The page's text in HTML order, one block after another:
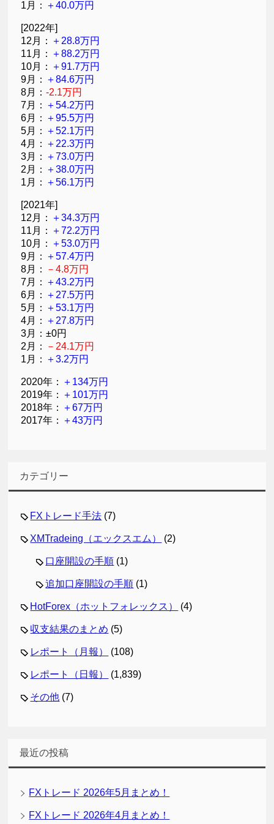
1月： ＋40.0万円
[2022年]
12月： ＋28.8万円
11月： ＋88.2万円
10月： ＋91.7万円
9月： ＋84.6万円
8月：-2.1万円
7月： ＋54.2万円
6月： ＋95.5万円
5月： ＋52.1万円
4月： ＋22.3万円
3月： ＋73.0万円
2月： ＋38.0万円
1月： ＋56.1万円
[2021年]
12月： ＋34.3万円
11月： ＋72.2万円
10月： ＋53.0万円
9月： ＋57.4万円
8月：
－4.8万円
7月： ＋43.2万円
6月： ＋27.5万円
5月： ＋53.1万円
4月： ＋27.8万円
3月：±0円
2月：
－24.1万円
1月： ＋3.2万円
2020年： ＋134万円
2019年： ＋101万円
2018年： ＋67万円
2017年： ＋43万円
カテゴリー
FXトレード手法 (7)
XMTradeing（エックスエム） (2)
口座開設の手順 (1)
追加口座開設の手順 (1)
HotForex（ホットフォレックス） (4)
収支結果のまとめ (5)
レポート（月報） (108)
レポート（日報） (1,839)
その他 (7)
最近の投稿
FXトレード 2026年5月まとめ！
FXトレード 2026年4月まとめ！